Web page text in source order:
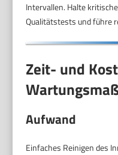
Intervallen. Halte
Qualitätstests und führe
Zeit- und
Aufwand
Einfaches Reinigen des